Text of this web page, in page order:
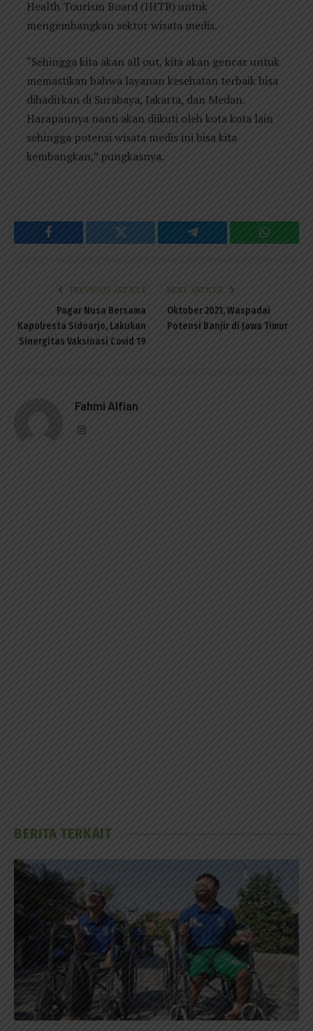
Health Tourism Board (IHTB) untuk
mengembangkan sektor wisata medis.
“Sehingga kita akan all out, kita akan gencar untuk
memastikan bahwa layanan kesehatan terbaik bisa
dihadirkan di Surabaya, Jakarta, dan Medan.
Harapannya nanti akan diikuti oleh kota kota lain
sehingga potensi wisata medis ini bisa kita
kembangkan,” pungkasnya.
Facebook Twitter Telegram
PREVIOUS ARTICLE
Pagar Nusa Bersama
Kapolresta Sidoarjo, Lakukan
Sinergitas Vaksinasi Covid 19
NEXT ARTICLE
Oktober 2021, Waspadai
Potensi Banjir di Jawa Timur
Fahmi Alfian
Instagram
BERITA TERKAIT